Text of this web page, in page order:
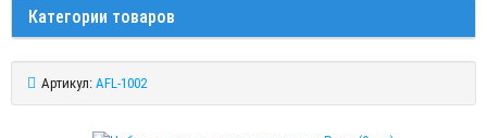
Категории товаров
Артикул: AFL-1002